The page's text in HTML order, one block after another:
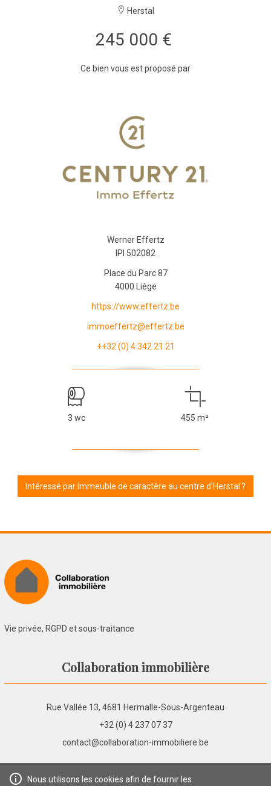
Nous utilisons les cookies afin de fournir les
Herstal
245 000 €
Ce bien vous est proposé par
Werner Effertz
IPI 502082
Place du Parc 87
4000 Liège
https://www.effertz.be
immoeffertz@effertz.be
++32 (0) 4 342 21 21
3 wc 455 m²
Intéressé par Immeuble de caractère au centre d'Herstal ?
Vie privée, RGPD et sous-traitance
Collaboration immobilière
Rue Vallée 13, 4681 Hermalle-Sous-Argenteau
+32 (0) 4 237 07 37
contact@collaboration-immobiliere.be